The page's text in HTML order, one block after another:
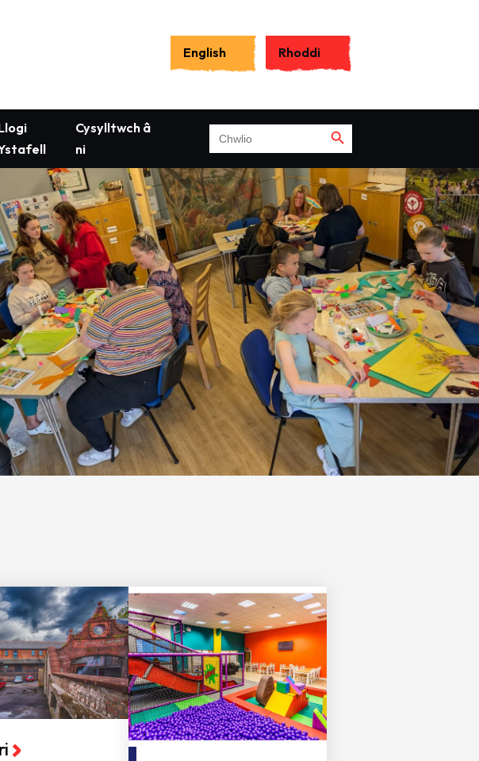
English Rhoddi
Cysylltwch â
ni
for:
Search Button